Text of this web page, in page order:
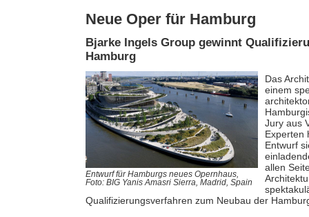
Neue Oper für Hamburg
Bjarke Ingels Group gewinnt
Hamburg
Entwurf für Hamburgs neues Opernhaus,
Foto: BIG Yanis Amasri Sierra, Madrid, Spain
Das
einem
Jury aus
Experten
Entwurf
allen
Qualifizierungsverfahren zum Neubau der